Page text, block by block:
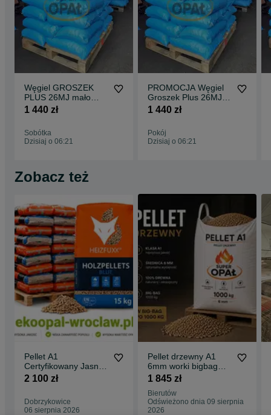
Węgiel GROSZEK
PLUS 26MJ mało
popiołu Dostawa
Gratis worki 25kg
1 440 zł
Sobótka
Dzisiaj o 06:21
PROMOCJA Węgiel
Groszek Plus 26MJ
mało popiołu Dostawa
Gratis worki 25kg
1 440 zł
Pokój
Dzisiaj o 06:21
Zobacz też
Pellet A1
Certyfikowany Jasny
Blue Holz
2 100 zł
Dobrzykowice
06 sierpnia 2026
Pellet drzewny A1
6mm worki bigbag
1000kg sprzedaż od
1 tony cena
1500netto
1 845 zł
Bierutów
Odświeżono dnia 09 sierpnia
2026